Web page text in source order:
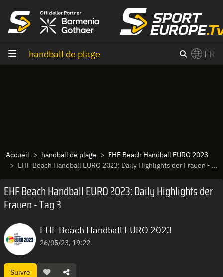
handball de plage FR
Accueil handball de plage
EHF Beach Handball EURO 2023
EHF Beach Handball EURO 2023: Daily Highlights der Frauen - Tag 3
EHF Beach Handball EURO 2023: Daily Highlights der
Frauen - Tag 3
EHF Beach Handball EURO 2023
26/05/23, 19:22
Suivre